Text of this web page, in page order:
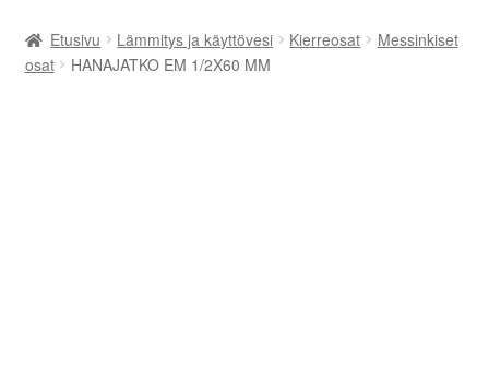
Asiakastilini
Etusivu Lämmitys ja käyttövesi Kierreosat
Messinkiset
osat
HANAJATKO EM 1/2X60 MM